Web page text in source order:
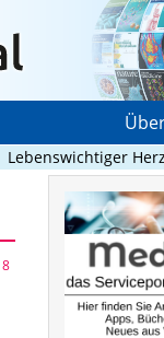
Herz-